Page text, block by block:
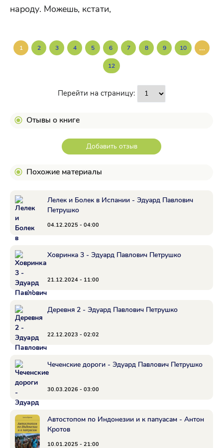
народу. Можешь, кстати,
1 2 3 4 5 6 7 8 9 10 ...
12
Перейти на страницу:
Отывы о книге
Добавить отзыв
Похожие материалы
Лелек и Болек в Испании - Эдуард Павлович
Петрушко
04.12.2025 - 04:00
Ховринка 3 - Эдуард Павлович Петрушко
21.12.2024 - 11:00
Деревня 2 - Эдуард Павлович Петрушко
22.12.2023 - 02:02
Чеченские дороги - Эдуард Павлович Петрушко
30.03.2026 - 03:00
Автостопом по Индонезии и к папуасам - Антон
Кротов
10.01.2025 - 21:00